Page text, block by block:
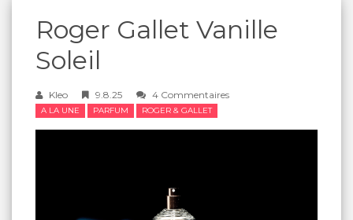
Roger Gallet Vanille
Soleil
Kleo 9.8.25 4 Commentaires
A LA UNE PARFUM ROGER & GALLET